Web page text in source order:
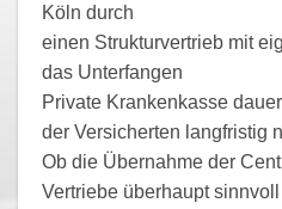
Köln durch
einen Strukturvertrieb mit
das Unterfangen
Private Krankenkasse
der Versicherten langfristig
Ob die Übernahme der
Vertriebe überhaupt